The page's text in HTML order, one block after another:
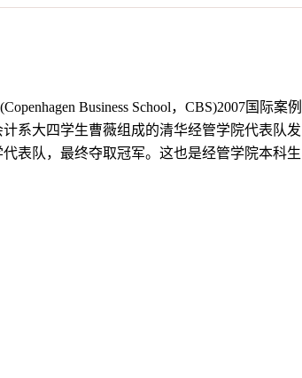
(Copenhagen Business School， CBS)2007国际案例
系大四学生曹薇组成的清华经管学院代表队发
表队，最终夺取冠军。这也是经管学院本科生